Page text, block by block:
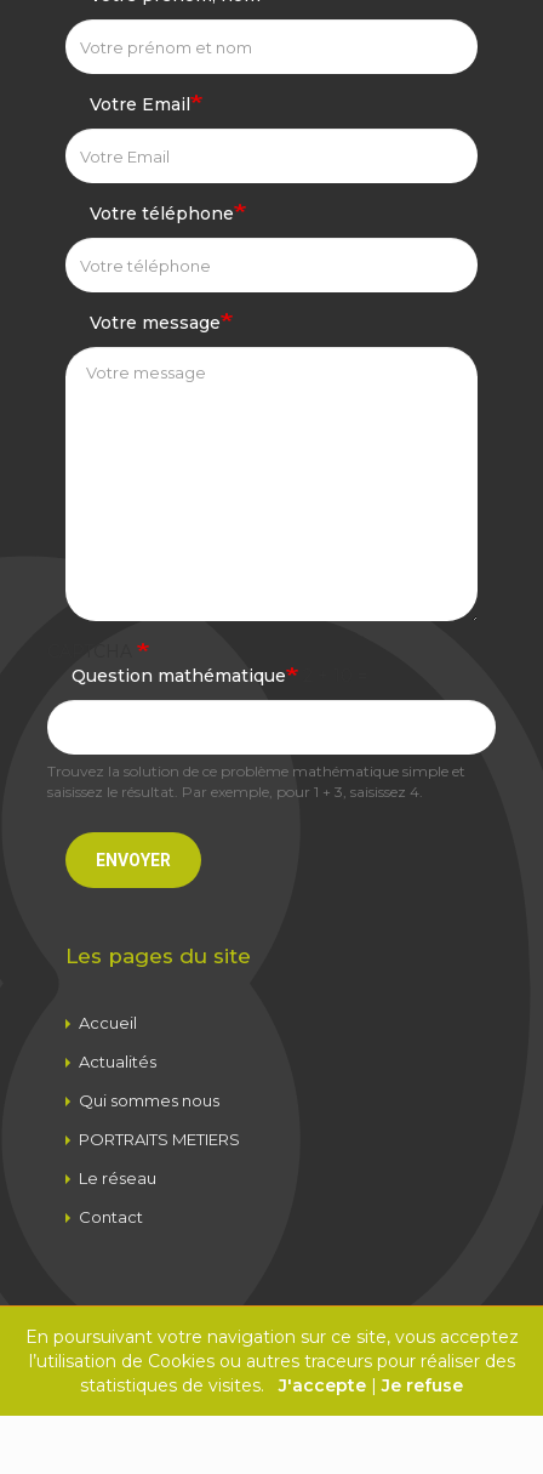
Votre Email
Votre téléphone
Votre message
Question mathématique
Trouvez la solution de ce problème mathématique simple et
saisissez le résultat. Par exemple, pour 1 + 3, saisissez 4.
ENVOYER
Les pages du site
principale
Accueil
Actualités
Qui sommes nous
PORTRAITS METIERS
Le réseau
Contact
Copyright 2026 REINOMED - Design by Studio Gazoline
En poursuivant votre navigation sur ce site, vous acceptez
l’utilisation de Cookies ou autres traceurs pour réaliser des
statistiques de visites.J'accepte |Je refuse